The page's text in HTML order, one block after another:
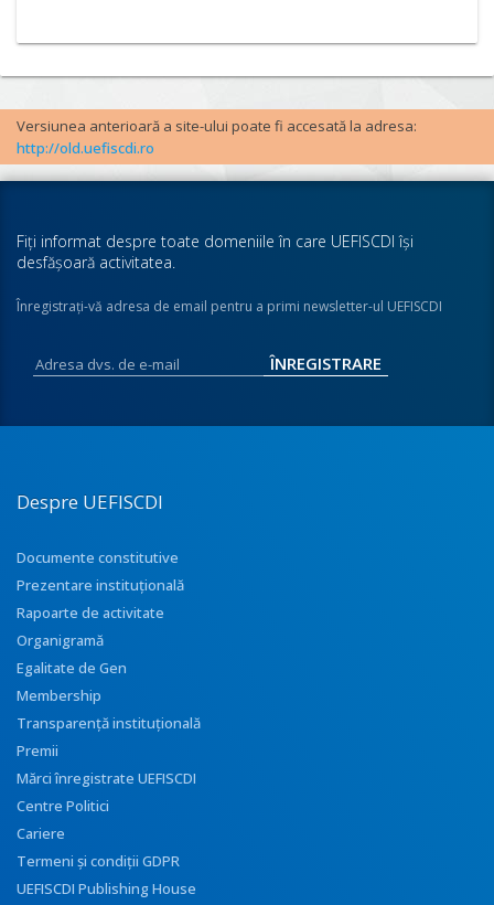
Versiunea anterioară a site-ului poate fi accesată la adresa:
http://old.uefiscdi.ro
Fiţi informat despre toate domeniile în care UEFISCDI îşi
desfăşoară activitatea.
Înregistraţi-vă adresa de email pentru a primi newsletter-ul UEFISCDI
Despre UEFISCDI
Documente constitutive
Prezentare instituţională
Rapoarte de activitate
Organigramă
Egalitate de Gen
Membership
Transparenţă instituţională
Premii
Mărci înregistrate UEFISCDI
Centre Politici
Cariere
Termeni și condiții GDPR
UEFISCDI Publishing House